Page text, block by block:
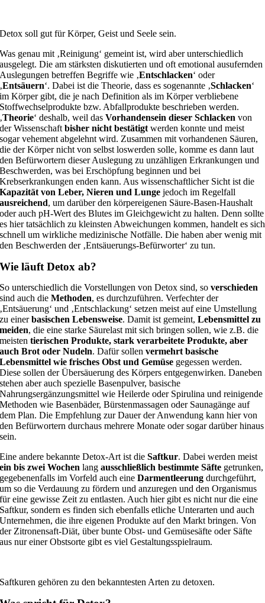
Detox soll gut für Körper, Geist und Seele sein.
Was genau mit ‚Reinigung‘ gemeint ist, wird aber unterschiedlich
ausgelegt. Die am stärksten diskutierten und oft emotional ausufernden
Auslegungen betreffen Begriffe wie ‚Entschlacken‘ oder
‚Entsäuern‘. Dabei ist die Theorie, dass es sogenannte ‚Schlacken‘
im Körper gibt, die je nach Definition als im Körper verbliebene
Stoffwechselprodukte bzw. Abfallprodukte beschrieben werden.
‚Theorie‘ deshalb, weil dasVorhandensein dieser Schlacken von
der Wissenschaftbisher nicht bestätigt werden konnte und meist
sogar vehement abgelehnt wird. Zusammen mit vorhandenen Säuren,
die der Körper nicht von selbst loswerden solle, komme es dann laut
den Befürwortern dieser Auslegung zu unzähligen Erkrankungen und
Beschwerden, was bei Erschöpfung beginnen und bei
Krebserkrankungen enden kann. Aus wissenschaftlicher Sicht ist die
Kapazität von Leber, Nieren und Lunge jedoch im Regelfall
ausreichend, um darüber den körpereigenen Säure-Basen-Haushalt
oder auch pH-Wert des Blutes im Gleichgewicht zu halten. Denn sollte
es hier tatsächlich zu kleinsten Abweichungen kommen, handelt es sich
schnell um wirkliche medizinische Notfälle. Die haben aber wenig mit
den Beschwerden der ‚Entsäuerungs-Befürworter‘ zu tun.
Wie läuft Detox ab?
So unterschiedlich die Vorstellungen von Detox sind, soverschieden
sind auch dieMethoden, es durchzuführen. Verfechter der
‚Entsäuerung‘ und ‚Entschlackung‘ setzen meist auf eine Umstellung
zu einerbasischen Lebensweise. Damit ist gemeint,Lebensmittel zu
meiden, die eine starke Säurelast mit sich bringen sollen, wie z.B. die
meistentierischen Produkte, stark verarbeitete Produkte, aber
auch Brot oder Nudeln. Dafür sollenvermehrt basische
Lebensmittel wie frisches Obst und Gemüse gegessen werden.
Diese sollen der Übersäuerung des Körpers entgegenwirken. Daneben
stehen aber auch spezielle Basenpulver, basische
Nahrungsergänzungsmittel wie Heilerde oder Spirulina und reinigende
Methoden wie Basenbäder, Bürstenmassagen oder Saunagänge auf
dem Plan. Die Empfehlung zur Dauer der Anwendung kann hier von
den Befürwortern durchaus mehrere Monate oder sogar darüber hinaus
sein.
Eine andere bekannte Detox-Art ist dieSaftkur. Dabei werden meist
ein bis zwei Wochen langausschließlich bestimmte Säfte getrunken,
gegebenenfalls im Vorfeld auch eineDarmentleerung durchgeführt,
um so die Verdauung zu fördern und anzuregen und den Organismus
für eine gewisse Zeit zu entlasten. Auch hier gibt es nicht nur die eine
Saftkur, sondern es finden sich ebenfalls etliche Unterarten und auch
Unternehmen, die ihre eigenen Produkte auf den Markt bringen. Von
der Zitronensaft-Diät, über bunte Obst- und Gemüsesäfte oder Säfte
aus nur einer Obstsorte gibt es viel Gestaltungsspielraum.
Saftkuren gehören zu den bekanntesten Arten zu detoxen.